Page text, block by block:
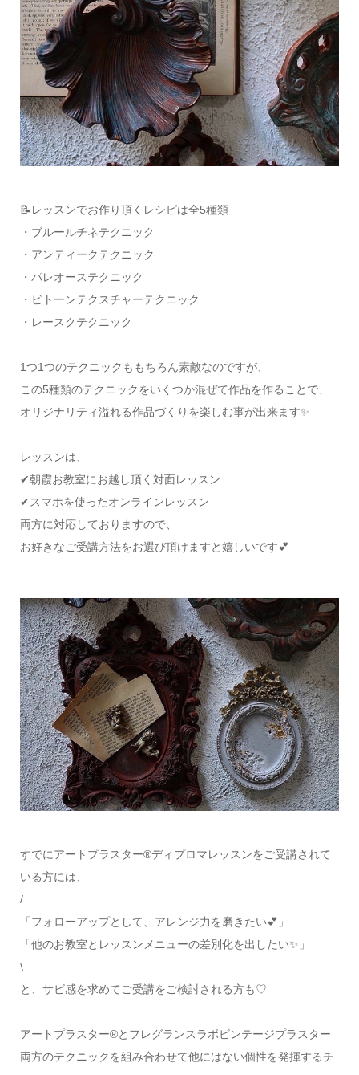
📝レッスンでお作り頂くレシピは全5種類
・ブルールチネテクニック
・アンティークテクニック
・パレオーステクニック
・ビトーンテクスチャーテクニック
・レースクテクニック
1つ1つのテクニックももちろん素敵なのですが、
この5種類のテクニックをいくつか混ぜて作品を作ることで、
オリジナリティ溢れる作品づくりを楽しむ事が出来ます✨
レッスンは、
✔朝霞お教室にお越し頂く対面レッスン
✔スマホを使ったオンラインレッスン
両方に対応しておりますので、
お好きなご受講方法をお選び頂けますと嬉しいです💕
すでにアートプラスター®ディプロマレッスンをご受講されて
いる方には、
/
「フォローアップとして、アレンジ力を磨きたい💕」
「他のお教室とレッスンメニューの差別化を出したい✨」
\
と、サビ感を求めてご受講をご検討される方も♡
アートプラスター®とフレグランスラボビンテージプラスター
両方のテクニックを組み合わせて他にはない個性を発揮するチ